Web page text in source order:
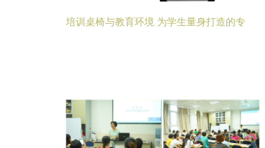
培训桌椅与教育环境 为学生量身打造的专